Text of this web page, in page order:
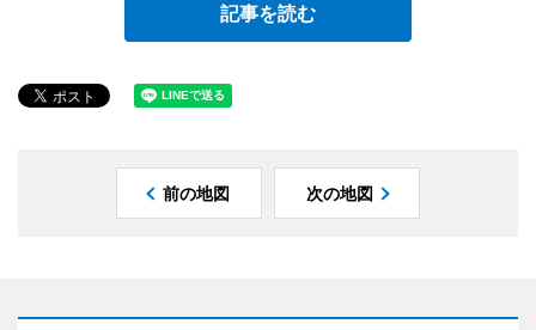
記事を読む
前の地図 次の地図